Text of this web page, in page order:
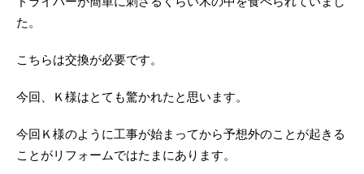
た。
こちらは交換が必要です。
今回、Ｋ様はとても驚かれたと思います。
今回Ｋ様のように工事が始まってから予想外のことが起きる
ことがリフォームではたまにあります。